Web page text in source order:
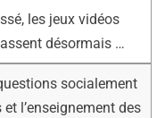
les jeux vidéos
désormais …
socialement
et l’enseignement des